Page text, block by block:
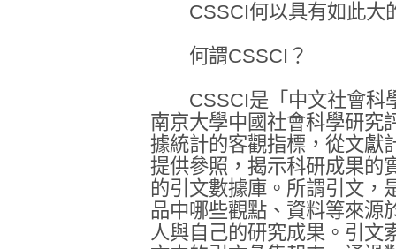
CSSCI何以具有如此大
何謂CSSCI？
CSSCI是「中文社會科
南京大學中國社會科學研究
據統計的客觀指標，從文獻
提供參照，揭示科研成果的
的引文數據庫。所謂引文，
品中哪些觀點、資料等來源
人與自己的研究成果。引文